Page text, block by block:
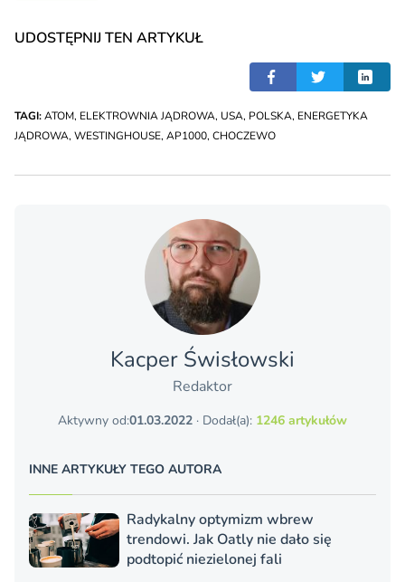
UDOSTĘPNIJ TEN ARTYKUŁ
TAGI:ATOM, ELEKTROWNIA JĄDROWA, USA, POLSKA, ENERGETYKA
JĄDROWA, WESTINGHOUSE, AP1000, CHOCZEWO
Kacper Świsło­wski
Redaktor
Aktywny od:01.03.2022 · Dodał(a): 1246 artykułów
INNE ARTYKUŁY TEGO AUTORA
Radykalny optymizm wbrew
trendowi. Jak Oatly nie dało się
podtopić niezielonej fali